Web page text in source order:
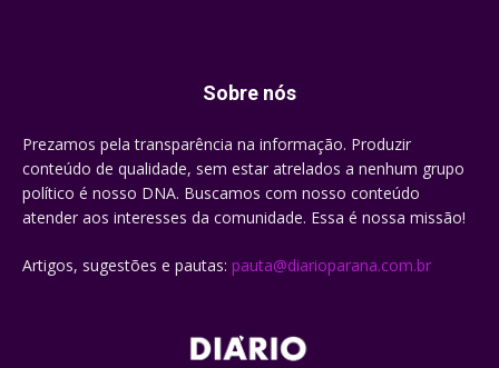
Sobre nós
Prezamos pela transparência na informação. Produzir
conteúdo de qualidade, sem estar atrelados a nenhum grupo
político é nosso DNA. Buscamos com nosso conteúdo
atender aos interesses da comunidade. Essa é nossa missão!
Artigos, sugestões e pautas: pauta@diarioparana.com.br